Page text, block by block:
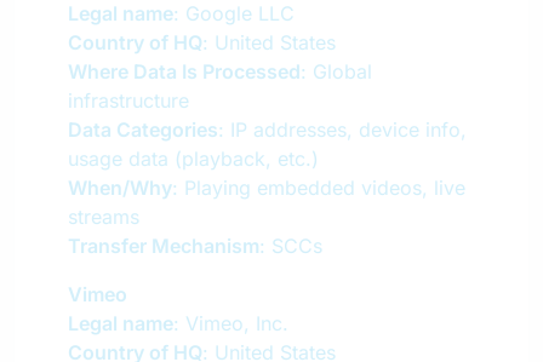
Legal name: Google LLC
Country of HQ: United States
Where Data Is Processed: Global
infrastructure
Data Categories: IP addresses, device info,
usage data (playback, etc.)
When/Why: Playing embedded videos, live
streams
Transfer Mechanism: SCCs
Vimeo
Legal name: Vimeo, Inc.
Country of HQ: United States